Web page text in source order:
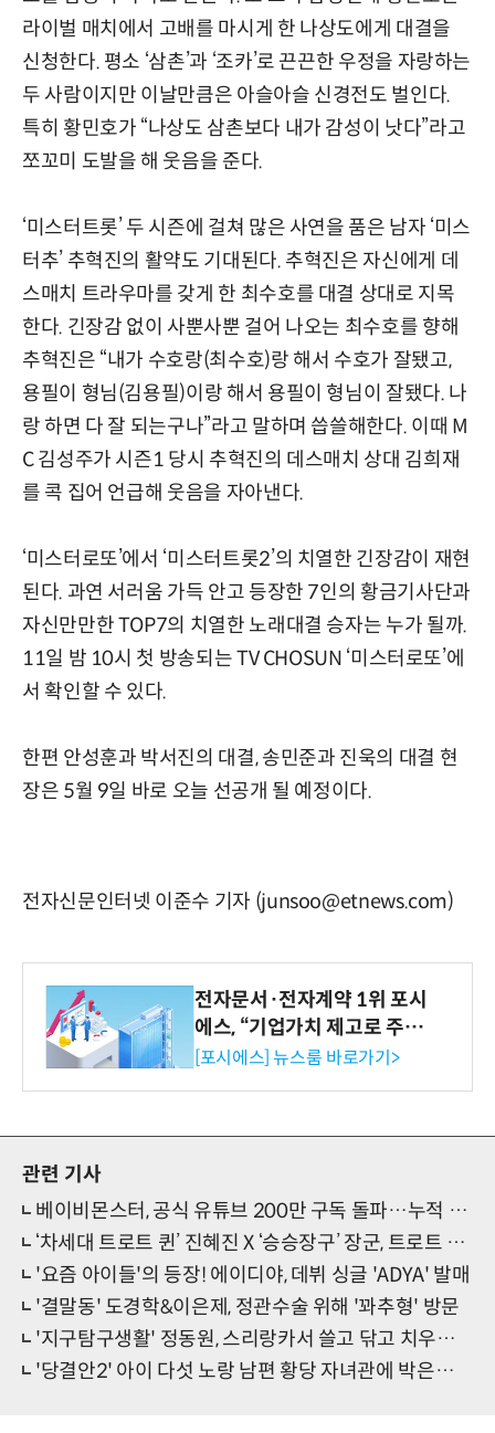
라이벌 매치에서 고배를 마시게 한 나상도에게 대결을
신청한다. 평소 ‘삼촌’과 ‘조카’로 끈끈한 우정을 자랑하는
두 사람이지만 이날만큼은 아슬아슬 신경전도 벌인다.
특히 황민호가 “나상도 삼촌보다 내가 감성이 낫다”라고
쪼꼬미 도발을 해 웃음을 준다.
‘미스터트롯’ 두 시즌에 걸쳐 많은 사연을 품은 남자 ‘미스
터추’ 추혁진의 활약도 기대된다. 추혁진은 자신에게 데
스매치 트라우마를 갖게 한 최수호를 대결 상대로 지목
한다. 긴장감 없이 사뿐사뿐 걸어 나오는 최수호를 향해
추혁진은 “내가 수호랑(최수호)랑 해서 수호가 잘됐고,
용필이 형님(김용필)이랑 해서 용필이 형님이 잘됐다. 나
랑 하면 다 잘 되는구나”라고 말하며 씁쓸해한다. 이때 M
C 김성주가 시즌1 당시 추혁진의 데스매치 상대 김희재
를 콕 집어 언급해 웃음을 자아낸다.
‘미스터로또’에서 ‘미스터트롯2’의 치열한 긴장감이 재현
된다. 과연 서러움 가득 안고 등장한 7인의 황금기사단과
자신만만한 TOP7의 치열한 노래대결 승자는 누가 될까.
11일 밤 10시 첫 방송되는 TV CHOSUN ‘미스터로또’에
서 확인할 수 있다.
한편 안성훈과 박서진의 대결, 송민준과 진욱의 대결 현
장은 5월 9일 바로 오늘 선공개 될 예정이다.
전자신문인터넷 이준수 기자 (junsoo@etnews.com)
전자문서·전자계약 1위 포시
에스, “기업가치 제고로 주주
환원 강화” 계획 공시
[포시에스] 뉴스룸 바로가기>
관련 기사
베이비몬스터, 공식 유튜브 200만 구독 돌파…누적 4억뷰 등 데뷔기반 공고화
‘차세대 트로트 퀸’ 진혜진 X ‘승승장구’ 장군, 트로트 신곡 ‘철수와 영희’ 발매
'요즘 아이들'의 등장! 에이디야, 데뷔 싱글 'ADYA' 발매
'결말동' 도경학&이은제, 정관수술 위해 '꽈추형' 방문
'지구탐구생활' 정동원, 스리랑카서 쓸고 닦고 치우다 끝내 눈물
'당결안2' 아이 다섯 노랑 남편 황당 자녀관에 박은혜 "육아 도와줘라" 발끈